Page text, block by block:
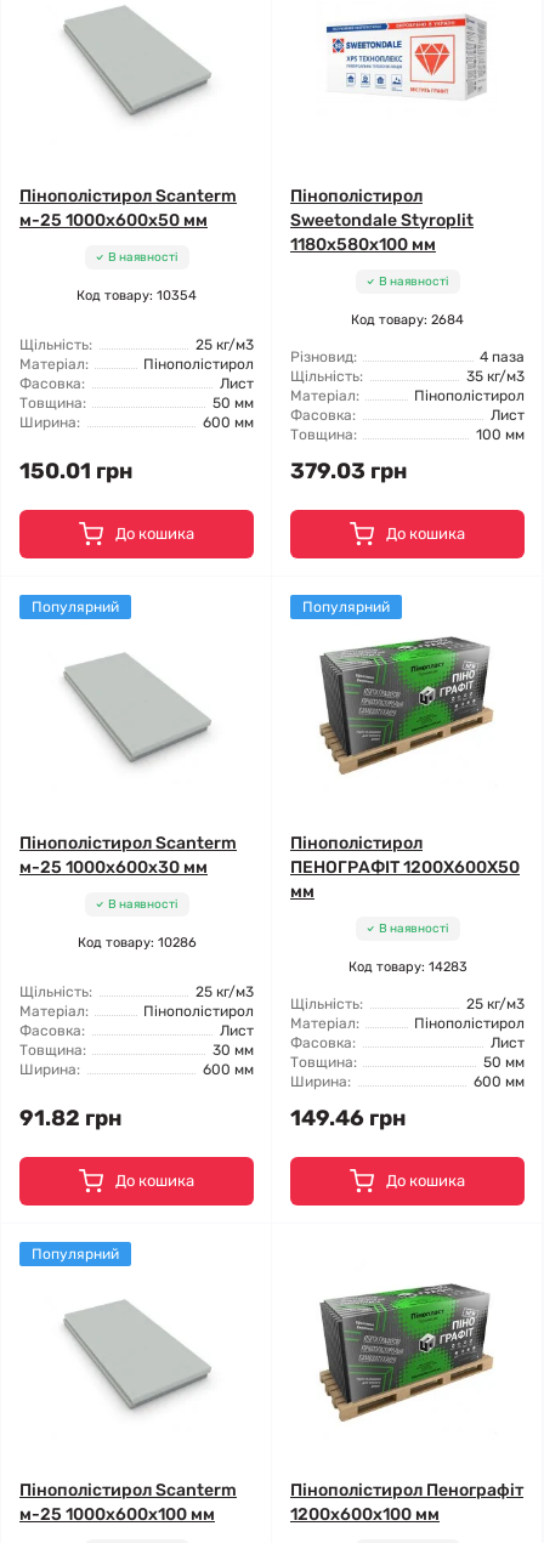
Пінополістирол Scanterm
м-25 1000x600x50 мм
В наявності
Код товару: 10354
Щільність:
25 кг/м3
Матеріал:
Пінополістирол
Фасовка:
Лист
Товщина:
50 мм
Ширина:
600 мм
150.01 грн
До кошика
Пінополістирол
Sweetondale Styroplit
1180x580x100 мм
В наявності
Код товару: 2684
Різновид:
4 паза
Щільність:
35 кг/м3
Матеріал:
Пінополістирол
Фасовка:
Лист
Товщина:
100 мм
379.03 грн
До кошика
Популярний
Пінополістирол Scanterm
м-25 1000x600x30 мм
В наявності
Код товару: 10286
Щільність:
25 кг/м3
Матеріал:
Пінополістирол
Фасовка:
Лист
Товщина:
30 мм
Ширина:
600 мм
91.82 грн
До кошика
Популярний
Пінополістирол
ПЕНОГРАФІТ 1200X600X50
мм
В наявності
Код товару: 14283
Щільність:
25 кг/м3
Матеріал:
Пінополістирол
Фасовка:
Лист
Товщина:
50 мм
Ширина:
600 мм
149.46 грн
До кошика
Популярний
Пінополістирол Scanterm
м-25 1000x600x100 мм
Пінополістирол Пенографіт
1200x600x100 мм